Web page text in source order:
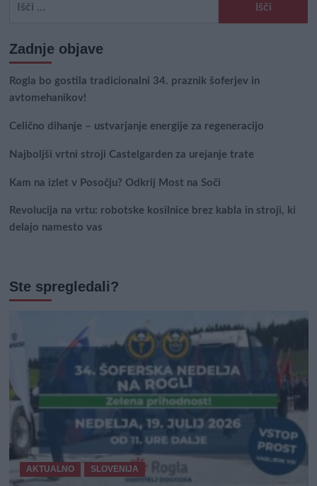
Zadnje objave
Rogla bo gostila tradicionalni 34. praznik šoferjev in
avtomehanikov!
Celično dihanje – ustvarjanje energije za regeneracijo
Najboljši vrtni stroji Castelgarden za urejanje trate
Kam na izlet v Posočju? Odkrij Most na Soči
Revolucija na vrtu: robotske kosilnice brez kabla in stroji, ki
delajo namesto vas
Ste spregledali?
AKTUALNO SLOVENIJA